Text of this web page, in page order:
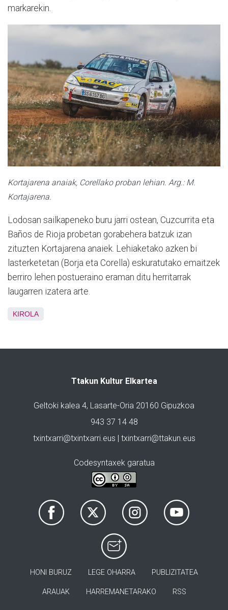
markarekin.
Kortajarena anaiak, Corellako proban lehian. Arg.: M.
Kortajarena.
Lodosan sailkapeneko buru jarri ostean, Cuzcurrita eta
Baños de Rioja probetan gorabehera batzuk izan
zituzten Kortajarena anaiek. Lehiaketako azken bi
lasterketetan (Borja eta Corella) eskuratutako emaitzek
berriro lehen postueraino eraman ditu herritarrak
laugarren izatera arte.
KIROLA
Ttakun Kultur Elkartea
Geltoki kalea 4, Lasarte-Oria 20160 Gipuzkoa
943 37 14 48
txintxarri@txintxarri.eus | txintxarri@ttakun.eus
Codesyntaxek garatua
HONI BURUZ LEGE OHARRA PUBLIZITATEA
ARAUAK HARREMANETARAKO RSS